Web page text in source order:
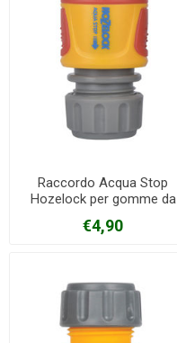
Raccordo Acqua Stop
Hozelock per gomme da
€4,90